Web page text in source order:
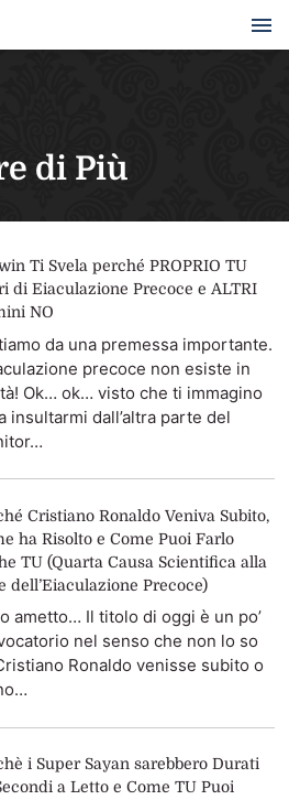
di Più
Ti Svela perché PROPRIO TU
di Eiaculazione Precoce e ALTRI
NO
da una premessa importante.
precoce non esiste in
Ok… ok… visto che ti immagino
insultarmi dall’altra parte del
Cristiano Ronaldo Veniva Subito,
ha Risolto e Come Puoi Farlo
TU (Quarta Causa Scientifica alla
dell’Eiaculazione Precoce)
ametto… Il titolo di oggi è un po’
nel senso che non lo so
Ronaldo venisse subito o
i Super Sayan sarebbero Durati
a Letto e Come TU Puoi